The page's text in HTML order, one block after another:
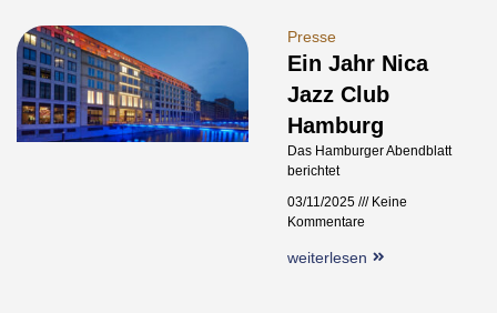
Presse
Ein Jahr Nica
Jazz Club
Hamburg
Das Hamburger Abendblatt
berichtet
03/11/2025
Keine
Kommentare
weiterlesen